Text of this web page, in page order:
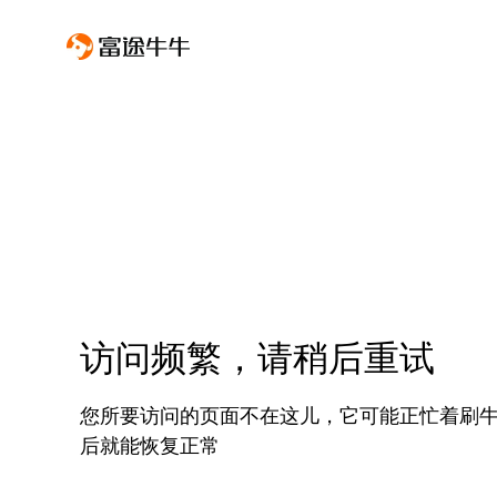
访问频繁，请稍后重试
您所要访问的页面不在这儿，它可能正忙着刷
后就能恢复正常